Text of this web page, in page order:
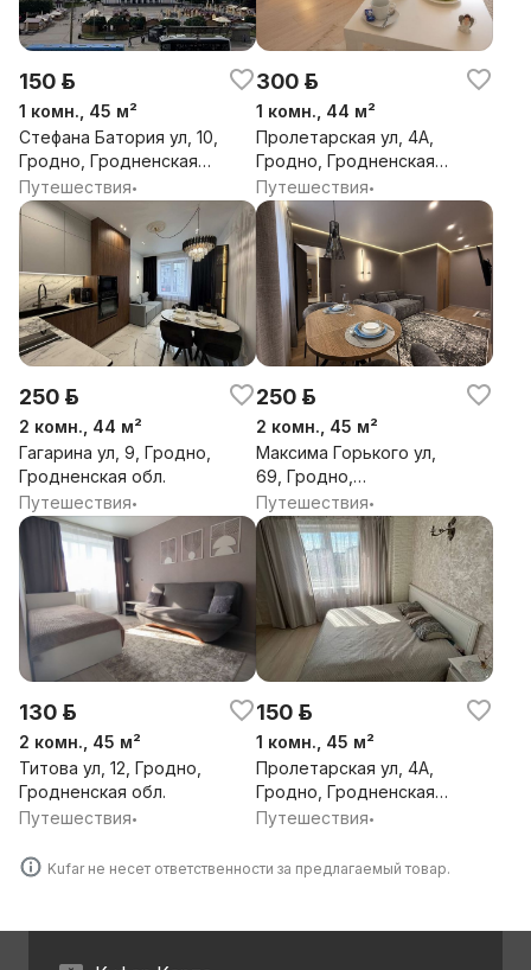
150 р.
1 комн., 45 м²
Стефана Батория ул, 10,
Гродно, Гродненская
обл.
Путешествия•
300 р.
1 комн., 44 м²
Пролетарская ул, 4А,
Гродно, Гродненская
обл.
Путешествия•
250 р.
2 комн., 44 м²
Гагарина ул, 9, Гродно,
Гродненская обл.
Путешествия•
250 р.
2 комн., 45 м²
Максима Горького ул,
69, Гродно,
Гродненская обл.
Путешествия•
130 р.
2 комн., 45 м²
Титова ул, 12, Гродно,
Гродненская обл.
Путешествия•
150 р.
1 комн., 45 м²
Пролетарская ул, 4А,
Гродно, Гродненская
обл.
Путешествия•
Kufar не несет ответственности за предлагаемый товар.